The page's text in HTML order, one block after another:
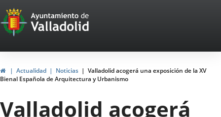
Portal
Web
del
Ayuntamiento
de
Valladolid
HomeActualidad Noticias
Valladolid acogerá una exposición de la XV
Bienal Española de Arquitectura y Urbanismo
Valladolid acogerá